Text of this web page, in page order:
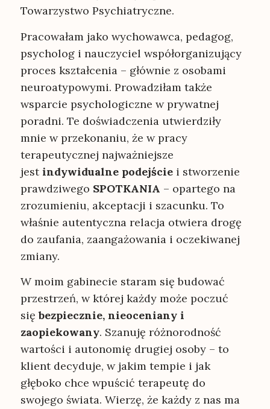
Towarzystwo Psychiatryczne.
Pracowałam jako wychowawca, pedagog,
psycholog i nauczyciel współorganizujący
proces kształcenia – głównie z osobami
neuroatypowymi. Prowadziłam także
wsparcie psychologiczne w prywatnej
poradni. Te doświadczenia utwierdziły
mnie w przekonaniu, że w pracy
terapeutycznej najważniejsze
jestindywidualne podejściei stworzenie
prawdziwego SPOTKANIA – opartego na
zrozumieniu, akceptacji i szacunku. To
właśnie autentyczna relacja otwiera drogę
do zaufania, zaangażowania i oczekiwanej
zmiany.
W moim gabinecie staram się budować
przestrzeń, w której każdy może poczuć
siębezpiecznie, nieoceniany i
zaopiekowany. Szanuję różnorodność
wartości i autonomię drugiej osoby – to
klient decyduje, w jakim tempie i jak
głęboko chce wpuścić terapeutę do
swojego świata. Wierzę, że każdy z nas ma